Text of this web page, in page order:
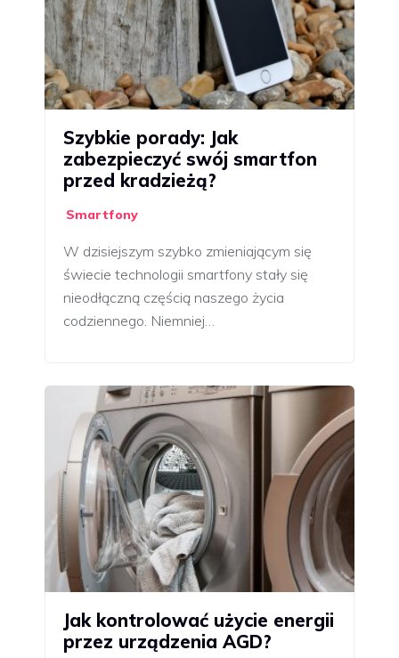
Szybkie porady: Jak
zabezpieczyć swój smartfon
przed kradzieżą?
Smartfony
W dzisiejszym szybko zmieniającym się
świecie technologii smartfony stały się
nieodłączną częścią naszego życia
codziennego. Niemniej…
Jak kontrolować użycie energii
przez urządzenia AGD?